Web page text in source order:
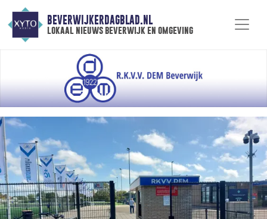
BEVERWIJKERDAGBLAD.NL
lokaal nieuws beverwijk en omgeving